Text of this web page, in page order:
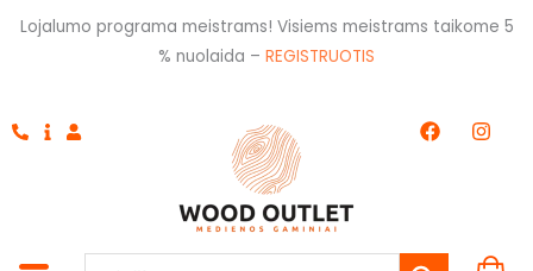
Pereiti
Lojalumo programa meistrams! Visiems meistrams taikome 5
% nuolaida – REGISTRUOTIS
F
a
k
I
n
a